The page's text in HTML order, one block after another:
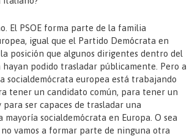
El PSOE forma parte de la familia
igual que el Partido Demócrata en
posición que algunos dirigentes dentro del
podido trasladar públicamente. Pero a
socialdemócrata europea está trabajando
tener un candidato común, para tener un
para ser capaces de trasladar una
socialdemócrata en Europa. O sea
vamos a formar parte de ninguna otra